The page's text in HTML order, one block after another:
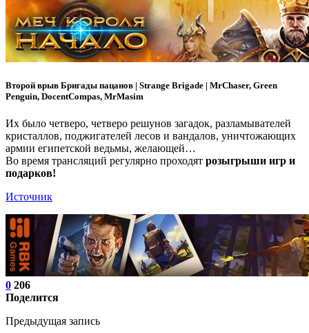
Второй врыв Бригады пацанов | Strange Brigade | MrChaser, Green
Penguin, DocentCompas, MrMasim
Их было четверо, четверо решунов загадок, разламывателей
кристаллов, поджигателей лесов и вандалов, уничтожающих
армии египетской ведьмы, желающей…
Во время трансляций регулярно проходят розыгрыши игр и
подарков!
Источник
0 206
Поделится
Предыдущая запись